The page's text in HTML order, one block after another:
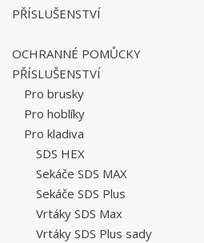
PŘÍSLUŠENSTVÍ
OCHRANNÉ POMŮCKY
PŘÍSLUŠENSTVÍ
Pro brusky
Pro hoblíky
Pro kladiva
SDS HEX
Sekáče SDS MAX
Sekáče SDS Plus
Vrtáky SDS Max
Vrtáky SDS Plus sady